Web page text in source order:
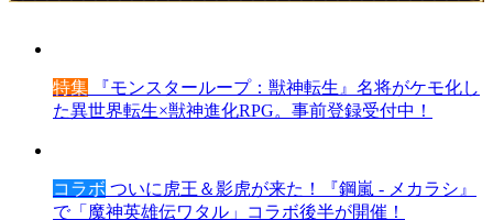
特集 『モンスターループ：獣神転生』名将がケモ化し
た異世界転生×獣神進化RPG。事前登録受付中！
コラボ ついに虎王＆影虎が来た！『鋼嵐 - メカラシ』
で「魔神英雄伝ワタル」コラボ後半が開催！